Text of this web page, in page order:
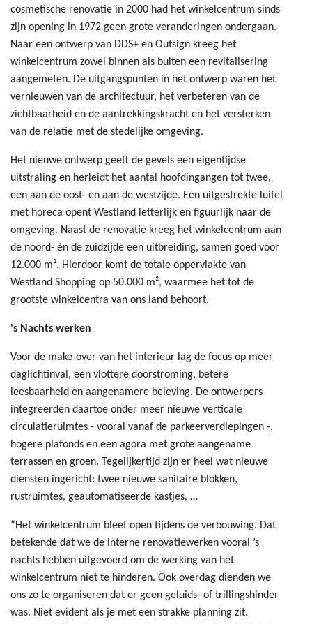
cosmetische renovatie in 2000 had het winkelcentrum sinds
zijn opening in 1972 geen grote veranderingen ondergaan.
Naar een ontwerp van DDS+ en Outsign kreeg het
winkelcentrum zowel binnen als buiten een revitalisering
aangemeten. De uitgangspunten in het ontwerp waren het
vernieuwen van de architectuur, het verbeteren van de
zichtbaarheid en de aantrekkingskracht en het versterken
van de relatie met de stedelijke omgeving.
Het nieuwe ontwerp geeft de gevels een eigentijdse
uitstraling en herleidt het aantal hoofdingangen tot twee,
een aan de oost- en aan de westzijde. Een uitgestrekte luifel
met horeca opent Westland letterlijk en figuurlijk naar de
omgeving. Naast de renovatie kreeg het winkelcentrum aan
de noord- én de zuidzijde een uitbreiding, samen goed voor
12.000 m². Hierdoor komt de totale oppervlakte van
Westland Shopping op 50.000 m², waarmee het tot de
grootste winkelcentra van ons land behoort.
's Nachts werken
Voor de make-over van het interieur lag de focus op meer
daglichtinval, een vlottere doorstroming, betere
leesbaarheid en aangenamere beleving. De ontwerpers
integreerden daartoe onder meer nieuwe verticale
circulatieruimtes - vooral vanaf de parkeerverdiepingen -,
hogere plafonds en een agora met grote aangename
terrassen en groen. Tegelijkertijd zijn er heel wat nieuwe
diensten ingericht: twee nieuwe sanitaire blokken,
rustruimtes, geautomatiseerde kastjes, …
“Het winkelcentrum bleef open tijdens de verbouwing. Dat
betekende dat we de interne renovatiewerken vooral ’s
nachts hebben uitgevoerd om de werking van het
winkelcentrum niet te hinderen. Ook overdag dienden we
ons zo te organiseren dat er geen geluids- of trillingshinder
was. Niet evident als je met een strakke planning zit.